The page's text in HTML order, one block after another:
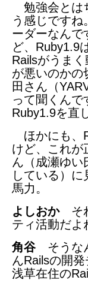
勉強会とは
う感じです
ーダーなんで
ど、Ruby1.9
Railsがうま
が悪いのかの
田さん（
って聞くん
Ruby1.9を直
ほかにも、
けど、これが
ん（成瀬ゆい
している）
馬力。
よしおかそれ
ティ活動だよ
角谷そうな
んRailsの開
浅草在住の